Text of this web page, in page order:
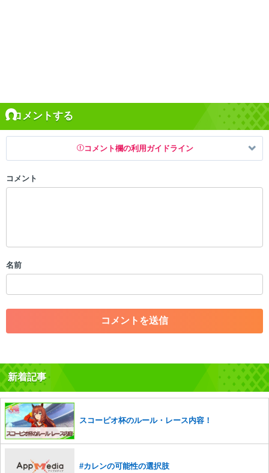
コメントする
コメント欄の利用ガイドライン
以下の書き込みを禁止とし、場合によってはコメント削除や書き込み制
・一度削除された投稿を再び投稿すること
・アカウントの売買など金銭が絡む内容の投稿
・各ゲームのネタバレを含む内容の投稿
・その他、管理者が不適切と判断した投稿
コメントの削除を申請する
※投稿内容を確認後、順次対応さ
せていただきます。ご了承ください。
※一度削除したコメントは復元ができませんのでご注意くだ
さい。
また、過度な利用規約の違反や、弊社に損害の及ぶ内容の書き込みがあ
かじめご理解くださいませ。
コメント
名前
新着記事
スコーピオ杯のルール・レース内容！
#カレンの可能性の選択肢